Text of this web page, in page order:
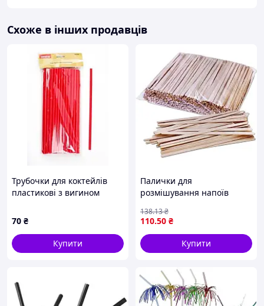
Схоже в інших продавців
Трубочки для коктейлів
пластикові з вигином
21 см, 50 шт./уп
70 ₴
Купити
Палички для
розмішування напоїв
1000 шт
110.50 ₴
138.13₴
Купити